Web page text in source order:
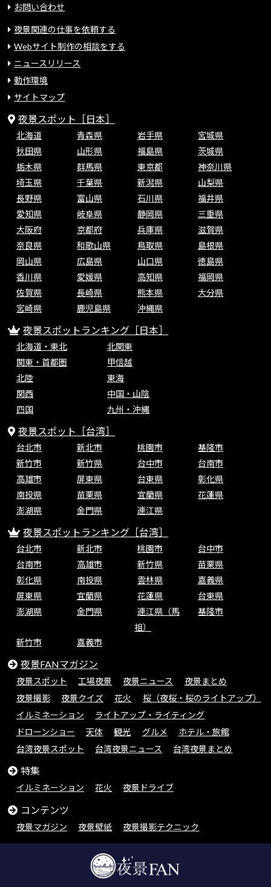
お問い合わせ
夜景関連の仕事を依頼する
Webサイト制作の相談をする
ニュースリリース
動作環境
サイトマップ
夜景スポット［日本］
北海道 青森県 岩手県
宮城県
秋田県
山形県 福島県
茨城県
栃木県
群馬県 東京都
神奈川県
埼玉県
千葉県 新潟県
山梨県
長野県
富山県 石川県
福井県
愛知県
岐阜県 静岡県
三重県
大阪府
京都府 兵庫県
滋賀県
奈良県
和歌山県 鳥取県
島根県
岡山県
広島県 山口県
徳島県
香川県
愛媛県 高知県
福岡県
佐賀県
長崎県 熊本県
大分県
宮崎県
鹿児島県 沖縄県
夜景スポットランキング［日本］
北海道・東北
北関東
関東・首都圏
甲信越
北陸
東海
関西
中国・山陰
四国
九州・沖縄
夜景スポット［台湾］
台北市 新北市 桃園市
基隆市
新竹市
新竹県 台中市
台南市
高雄市
屏東県 台東県
彰化県
南投県
苗栗県 宜蘭県
花蓮県
澎湖県
金門県 連江県
夜景スポットランキング［台湾］
台北市 新北市 桃園市
台中市
台南市
高雄市 新竹県
苗栗県
彰化県
南投県 雲林県
嘉義県
屏東県
宜蘭県 花蓮県
台東県
澎湖県
金門県
連江県（馬
祖）
基隆市
新竹市 嘉義市
夜景FANマガジン
夜景スポット 工場夜景 夜景ニュース
夜景まとめ
夜景撮影
夜景クイズ 花火
桜（夜桜・桜のライトアップ）
イルミネーション
ライトアップ・ライティング
ドローンショー
天体 観光 グルメ
ホテル・旅館
台湾夜景スポット
台湾夜景ニュース 台湾夜景まとめ
特集
イルミネーション 花火 夜景ドライブ
コンテンツ
夜景マガジン 夜景壁紙 夜景撮影テクニック